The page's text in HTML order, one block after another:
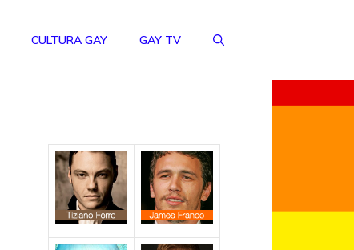
CULTURA GAY GAY TV